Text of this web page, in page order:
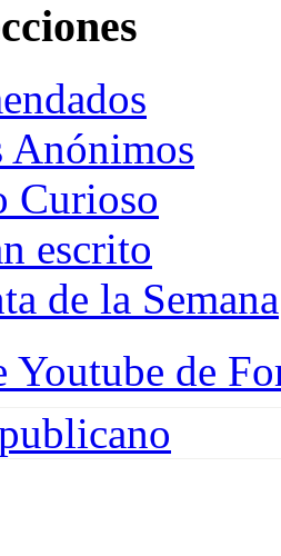
Anónimos
Curioso
escrito
de la Semana